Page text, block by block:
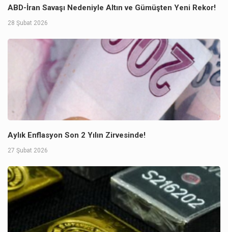
ABD-İran Savaşı Nedeniyle Altın ve Gümüşten Yeni Rekor!
28 Şubat 2026
Aylık Enflasyon Son 2 Yılın Zirvesinde!
27 Şubat 2026